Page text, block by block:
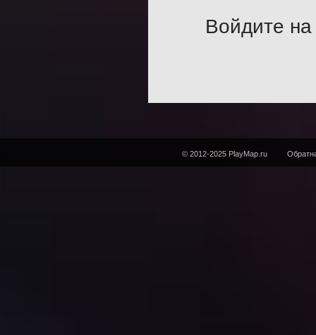
Войдите на
© 2012-2025 PlayMap.ru